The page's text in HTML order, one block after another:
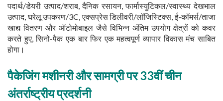
पदार्थ/डेयरी उत्पाद/शराब, दैनिक रसायन, फार्मास्युटिकल/स्वास्थ्य देखभाल
उत्पाद, घरेलू उपकरण/3C, एक्सप्रेस डिलीवरी/लॉजिस्टिक्स, ई-कॉमर्स/ताजा
खाद्य वितरण और ऑटोमोबाइल जैसे विभिन्न अंतिम उपयोग क्षेत्रों को कवर
करते हुए, सिनो-पैक एक बार फिर एक महत्वपूर्ण व्यापार विकास मंच साबित
होगा।
पैकेजिंग मशीनरी और सामग्री पर 33वीं चीन
अंतर्राष्ट्रीय प्रदर्शनी